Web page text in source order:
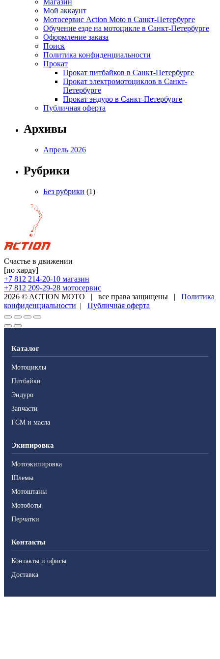
Магазин
Мой аккаунт
Мотосервис Action Moto в Санкт-Петербурге
Обучение езде на мотоцикле в Санкт-Петербурге
Оформление заказа
Поиск
Политика конфиденциальности
Прокат
Прокат питбайков в Санкт-Петербурге
Прокат электромотоциклов в Санкт-
Петербурге
Прокат эндуро в Санкт-Петербурге
Публичная оферта
Архивы
Апрель 2026
Рубрики
Без рубрики (1)
Счастье в движении
[по харду]
+7 812 214-20-10 магазин
+7 812 209-29-28 мотосервис
2026 © ACTION MOTO | все права защищены |
Политика
конфиденциальности | Публичная оферта
Каталог
Мотоциклы
Питбайки
Эндуро
Запчасти
ГСМ и масла
Экипировка
Мотоэкипировка
Шлемы
Мотоштаны
Мотоботы
Перчатки
Контакты
Контакты и офисы
Доставка